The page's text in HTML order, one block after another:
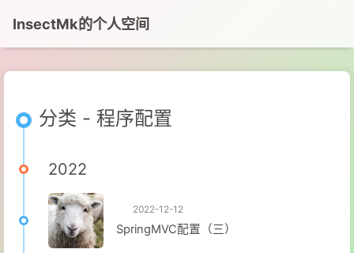
InsectMk的个人空间
分类 - 程序配置
2022
2022-12-12
SpringMVC配置（三）